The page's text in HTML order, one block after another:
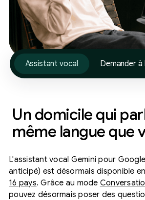
Un domicile qui
même langue que
L'assistant vocal Gemini pour
anticipé) est désormais disponible en
16 pays. Grâce au mode
pouvez désormais poser des
Assistant vocal Demander à